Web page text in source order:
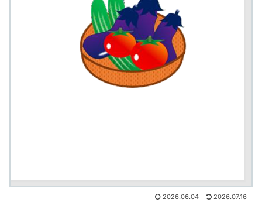
2026.06.04 2026.07.16